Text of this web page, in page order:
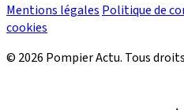
Mentions légales Politique de
cookies
© 2026 Pompier Actu. Tous